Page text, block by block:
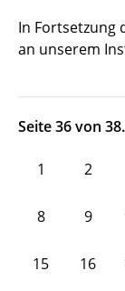
In Fortsetzung
an unserem
Seite 36 von 38.
1 2
8 9
15 16